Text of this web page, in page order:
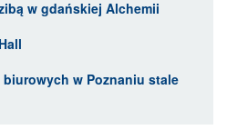
w gdańskiej Alchemii
w Poznaniu stale